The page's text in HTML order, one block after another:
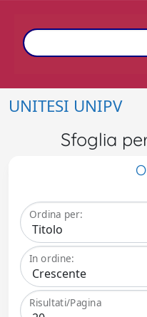
UNITESI UNIPV
Sfoglia
Ordina per:
In ordine:
Risultati/Pagina